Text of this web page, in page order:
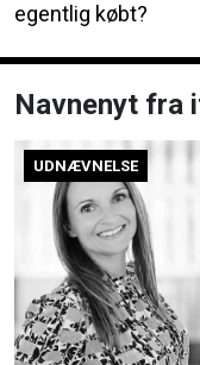
egentlig købt?
Navnenyt fra
UDNÆVNELSE